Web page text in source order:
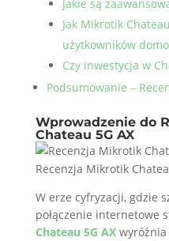
Jakie są
Jak Mikrotik
użytkowników
Czy inwestycja w
Podsumowanie –
Wprowadzenie do
Chateau 5G AX
Recenzja Mikrotik
W erze cyfryzacji, gdzie
połączenie internetowe
Chateau 5G AXwyróżnia